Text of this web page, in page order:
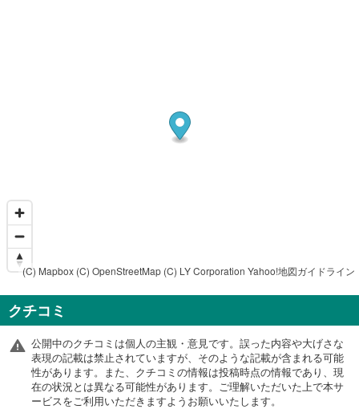
(C) Mapbox (C) OpenStreetMap (C) LY Corporation Yahoo!地図ガイドライン
クチコミ
公開中のクチコミは個人の主観・意見です。誤った内容や大げさな
表現の記載は禁止されていますが、そのような記載が含まれる可能
性があります。また、クチコミの情報は投稿時点の情報であり、現
在の状況とは異なる可能性があります。ご理解いただいた上で本サ
ービスをご利用いただきますようお願いいたします。